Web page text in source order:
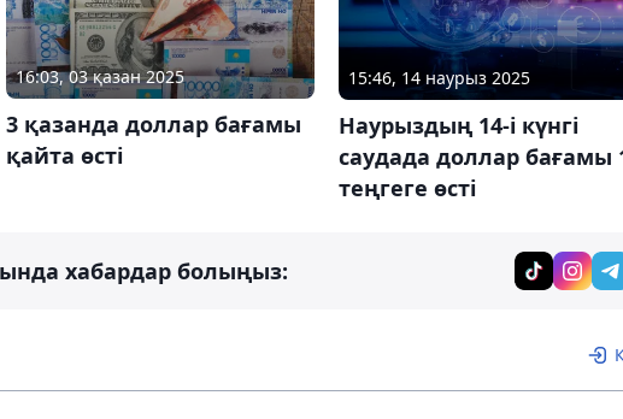
16:03, 03 қазан 2025
3 қазанда доллар бағамы
қайта өсті
15:46, 14 наурыз 2025
Наурыздың 14-і күнгі
саудада доллар бағамы
теңгеге өсті
хабардар болыңыз: